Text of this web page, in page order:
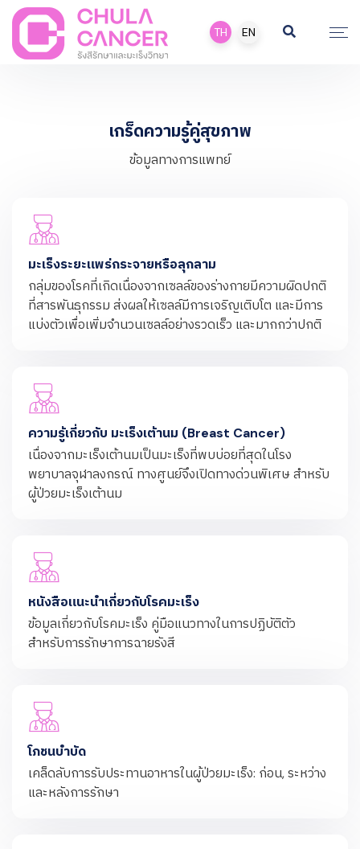
TH EN
เกร็ดความรู้คู่สุขภาพ
ข้อมูลทางการแพทย์
มะเร็งระยะแพร่กระจายหรือลุกลาม
กลุ่มของโรคที่เกิดเนื่องจากเซลล์ของร่างกายมีความผิดปกติ
ที่สารพันธุกรรม ส่งผลให้เซลล์มีการเจริญเติบโต และมีการ
แบ่งตัวเพื่อเพิ่มจำนวนเซลล์อย่างรวดเร็ว และมากกว่าปกติ
ความรู้เกี่ยวกับ มะเร็งเต้านม (Breast Cancer)
เนื่องจากมะเร็งเต้านมเป็นมะเร็งที่พบบ่อยที่สุดในโรง
พยาบาลจุฬาลงกรณ์ ทางศูนย์จึงเปิดทางด่วนพิเศษ สำหรับ
ผู้ป่วยมะเร็งเต้านม
หนังสือแนะนำเกี่ยวกับโรคมะเร็ง
ข้อมูลเกี่ยวกับโรคมะเร็ง คู่มือแนวทางในการปฏิบัติตัว
สำหรับการรักษาการฉายรังสี
โภชนบำบัด
เคล็ดลับการรับประทานอาหารในผู้ป่วยมะเร็ง: ก่อน, ระหว่าง
และหลังการรักษา